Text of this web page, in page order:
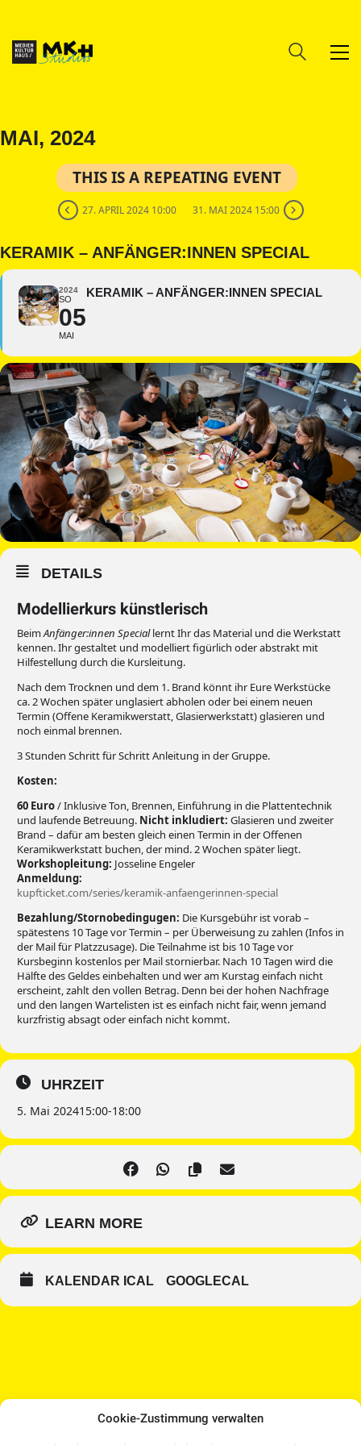
Cookie-Zustimmung verwalten
MAI, 2024
THIS IS A REPEATING EVENT
27. APRIL 2024 10:00 31. MAI 2024 15:00
KERAMIK – ANFÄNGER:INNEN SPECIAL
2024
SO
05
MAI
KERAMIK – ANFÄNGER:INNEN SPECIAL
DETAILS
Modellierkurs künstlerisch
BeimAnfänger:innen Speciallernt Ihr das Material und die Werkstatt
kennen. Ihr gestaltet und modelliert figürlich oder abstrakt mit
Hilfestellung durch die Kursleitung.
Nach dem Trocknen und dem 1. Brand könnt ihr Eure Werkstücke
ca. 2 Wochen später unglasiert abholen oder bei einem neuen
Termin (Offene Keramikwerstatt, Glasierwerkstatt) glasieren und
noch einmal brennen.
3 Stunden Schritt für Schritt Anleitung in der Gruppe.
Kosten:
60 Euro/ Inklusive Ton, Brennen, Einführung in die Plattentechnik
und laufende Betreuung. Nicht inkludiert: Glasieren und zweiter
Brand – dafür am besten gleich einen Termin in der Offenen
Keramikwerkstatt buchen, der mind. 2 Wochen später liegt.
Workshopleitung: Josseline Engeler
Anmeldung:
kupfticket.com/series/keramik-anfaengerinnen-special
Bezahlung/Stornobedingugen: Die Kursgebühr ist vorab –
spätestens 10 Tage vor Termin – per Überweisung zu zahlen (Infos in
der Mail für Platzzusage). Die Teilnahme ist bis 10 Tage vor
Kursbeginn kostenlos per Mail stornierbar. Nach 10 Tagen wird die
Hälfte des Geldes einbehalten und wer am Kurstag einfach nicht
erscheint, zahlt den vollen Betrag. Denn bei der hohen Nachfrage
und den langen Wartelisten ist es einfach nicht fair, wenn jemand
kurzfristig absagt oder einfach nicht kommt.
UHRZEIT
5. Mai 202415:00-18:00
LEARN MORE
KALENDAR ICAL GOOGLECAL
Medien Kultur Haus |